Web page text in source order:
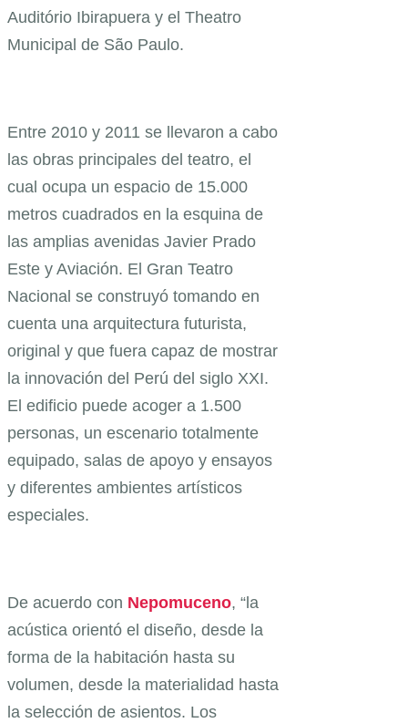
Auditório Ibirapuera y el Theatro
Municipal de São Paulo.
Entre 2010 y 2011 se llevaron a cabo
las obras principales del teatro, el
cual ocupa un espacio de 15.000
metros cuadrados en la esquina de
las amplias avenidas Javier Prado
Este y Aviación. El Gran Teatro
Nacional se construyó tomando en
cuenta una arquitectura futurista,
original y que fuera capaz de mostrar
la innovación del Perú del siglo XXI.
El edificio puede acoger a 1.500
personas, un escenario totalmente
equipado, salas de apoyo y ensayos
y diferentes ambientes artísticos
especiales.
De acuerdo con Nepomuceno, “la
acústica orientó el diseño, desde la
forma de la habitación hasta su
volumen, desde la materialidad hasta
la selección de asientos. Los